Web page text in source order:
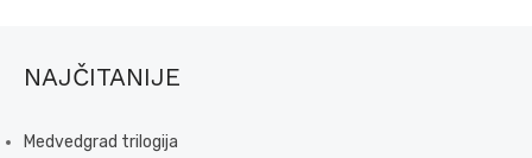
NAJČITANIJE
Medvedgrad trilogija